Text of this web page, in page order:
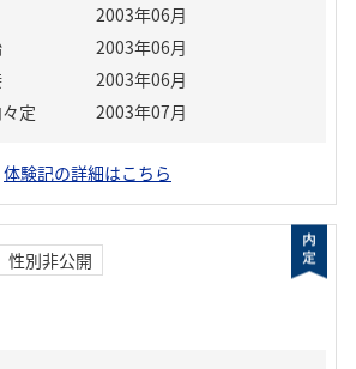
2003年06月
2003年06月
2003年06月
定
2003年07月
体験記の詳細はこちら
性別非公開